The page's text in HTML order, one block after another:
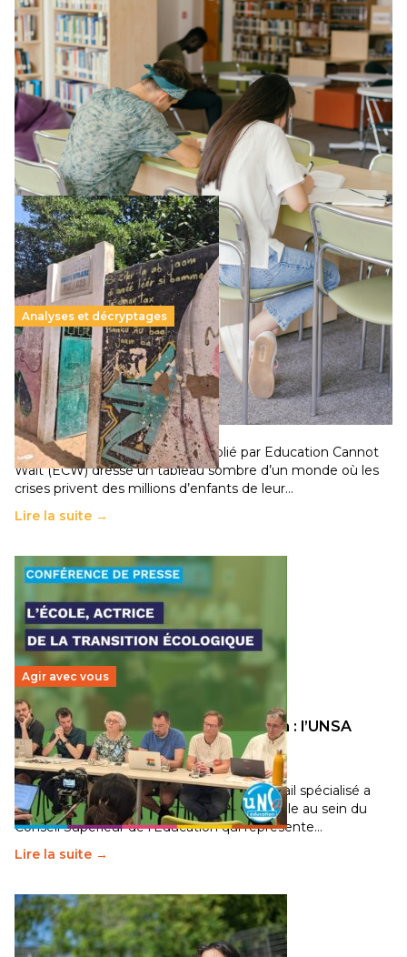
Supérieur privé : une dérive qui met à mal la
promesse républicaine
11 juillet 2026-
Le projet de loi sur la régulation de l’enseignement
supérieur privé met en lumière l’amplification d’un système
qui relègue l’acte pédagogique au superfétatoire, voire à…
Lire la suite →
Analyses et décryptages
258 millions d’enfants victimes de la guerre, des
chocs climatiques et des déplacements de
population
11 juillet 2026- National
Un nouveau rapport mondial publié par Education Cannot
Wait (ECW) dresse un tableau sombre d’un monde où les
crises privent des millions d’enfants de leur…
Lire la suite →
Agir avec vous
Transition écologique de l’éducation : l’UNSA
Éducation fait bouger les lignes
30 juin 2026-National
Pendant plusieurs mois, un groupe de travail spécialisé a
travaillé sur la transition écologique de l’Ecole au sein du
Conseil Supérieur de l’Éducation qui représente…
Lire la suite →